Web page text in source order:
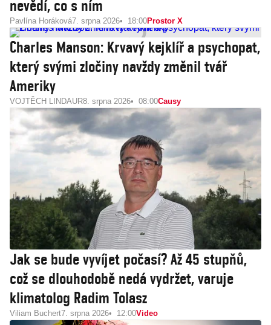
nevědí, co s ním
Pavlína Horáková7. srpna 2026 18:00Prostor X
Charles Manson: Krvavý kejklíř a psychopat,
který svými zločiny navždy změnil tvář
Ameriky
VOJTĚCH LINDAUR8. srpna 2026 08:00Causy
Jak se bude vyvíjet počasí? Až 45 stupňů,
což se dlouhodobě nedá vydržet, varuje
klimatolog Radim Tolasz
Viliam Buchert7. srpna 2026 12:00Video